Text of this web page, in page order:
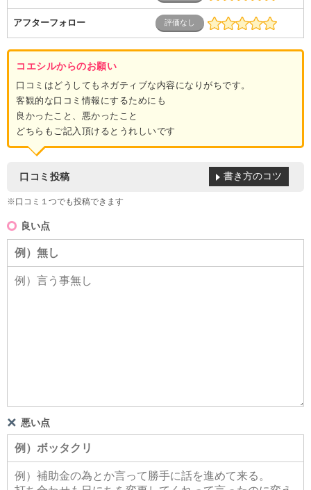
アフターフォロー
コエシルからのお願い
口コミはどうしてもネガティブな内容になりがちです。
客観的な口コミ情報にするためにも
良かったこと、悪かったこと
どちらもご記入頂けるとうれしいです
口コミ投稿
※口コミ１つでも投稿できます
書き方のコツ
良い点
悪い点